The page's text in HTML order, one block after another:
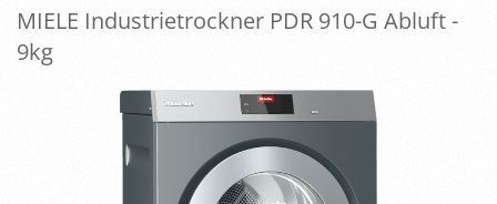
MIELE In­dus­trie­trock­ner PDR 910-G Ab­luft -
9kg